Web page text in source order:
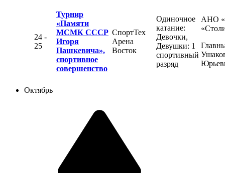
24 -
25
Турнир
«Памяти
МСМК СССР
Игоря
Пашкевича»,
спортивное
совершенство
СпортТех
Арена
Восток
Одиночное
катание:
Девочки,
Девушки: 1
спортивный
разряд
АНО
Октябрь